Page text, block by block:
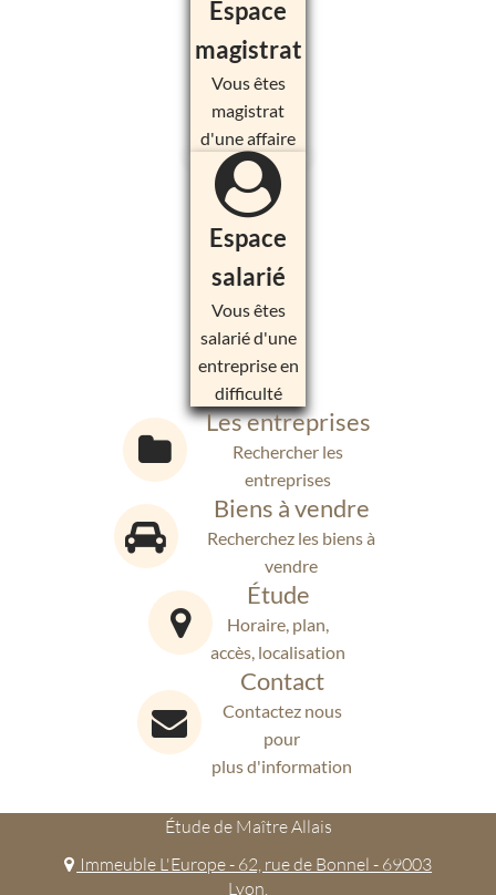
Espace
magistrat
Vous êtes
magistrat
d'une affaire
Espace
salarié
Vous êtes
salarié d'une
entreprise en
difficulté
Les entreprises
Rechercher les
entreprises
Biens à vendre
Recherchez les biens à
vendre
Étude
Horaire, plan,
accès, localisation
Contact
Contactez nous
pour
plus d'information
Étude de Maître Allais
Immeuble L'Europe - 62, rue de Bonnel - 69003
Lyon.